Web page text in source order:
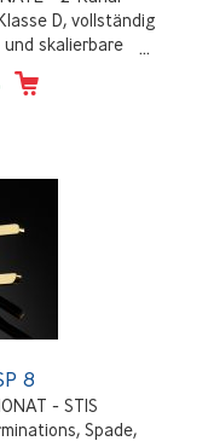
D, vollständig
skalierbare
Rack-Installation
8
- STIS
Spade,